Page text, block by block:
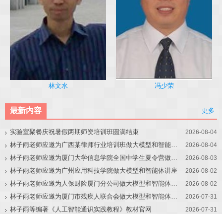
林文水 冯少荣
最新内容 更多
实验室聚餐庆祝暑假两期师资培训班圆满结束 2026-08-04
林子雨老师应邀为广西某律师行业培训班做大模型和智能体讲座 2026-08-04
林子雨老师应邀为厦门大学信息学院全国中学生夏令营做大模型讲座 2026-08-03
林子雨老师应邀为广州应用科技学院做大模型和智能体讲座 2026-08-02
林子雨老师应邀为人保财险厦门分公司做大模型和智能体讲座 2026-08-02
林子雨老师应邀为厦门市残疾人联合会做大模型和智能体讲座 2026-07-31
林子雨等编著《人工智能通识实践教程》教材官网 2026-07-31